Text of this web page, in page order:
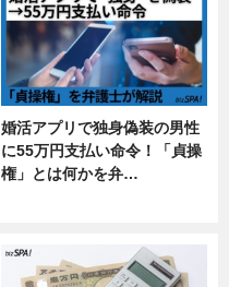
婚活アプリで独身偽装の男性
に55万円支払い命令！「貞操
権」とは何かを弁…